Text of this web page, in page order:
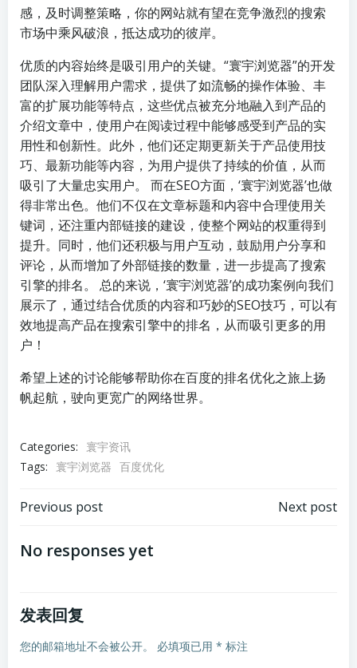
感，及时调整策略，你的网站就有望在竞争激烈的搜索
市场中乘风破浪，抵达成功的彼岸。
优质的内容始终是吸引用户的关键。“寰宇浏览器”的开发
团队深入理解用户需求，提供了如流畅的操作体验、丰
富的扩展功能等特点，这些优点被充分地融入到产品的
介绍文章中，使用户在阅读过程中能够感受到产品的实
用性和创新性。此外，他们还定期更新关于产品使用技
巧、最新功能等内容，为用户提供了持续的价值，从而
吸引了大量忠实用户。 而在SEO方面，‘寰宇浏览器’也做
得非常出色。他们不仅在文章标题和内容中合理使用关
键词，还注重内部链接的建设，使整个网站的权重得到
提升。同时，他们还积极与用户互动，鼓励用户分享和
评论，从而增加了外部链接的数量，进一步提高了搜索
引擎的排名。 总的来说，‘寰宇浏览器’的成功案例向我们
展示了，通过结合优质的内容和巧妙的SEO技巧，可以有
效地提高产品在搜索引擎中的排名，从而吸引更多的用
户！
希望上述的讨论能够帮助你在百度的排名优化之旅上扬
帆起航，驶向更宽广的网络世界。
Categories:
寰宇资讯
Tags:
寰宇浏览器 百度优化
文
章
航
Previous post
航
Next post
No responses yet
发表回复
您的邮箱地址不会被公开。 必填项已用 * 标注